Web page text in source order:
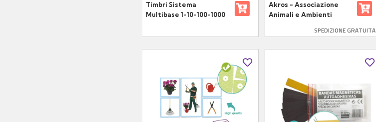
Timbri Sistema
Multibase 1-10-100-1000
Akros - Associazione
Animali e Ambienti
SPEDIZIONE GRATUITA